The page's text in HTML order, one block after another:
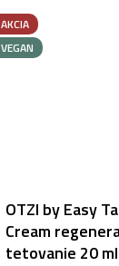
AKCIA
VEGAN
OTZI by Easy
Cream
tetovanie 20 ml